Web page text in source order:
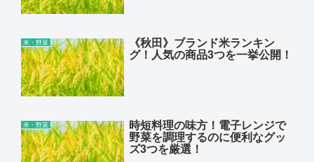
米・野菜 《秋田》ブランド米ランキン
グ！人気の商品3つを一挙公開！
米・野菜 時短料理の味方！電子レンジで
野菜を調理するのに便利なグッ
ズ3つを厳選！